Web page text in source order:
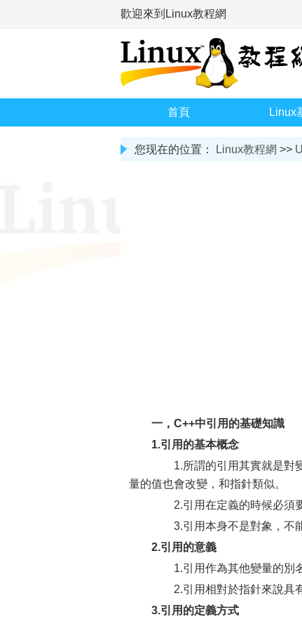
歡迎來到Linux教程網
首頁 Linux
您现在的位置： Linux教程網 >>
一，C++中引用的基礎知識
1.引用的基本概念
1.所謂的引用其實就是對變
量的值也會改變，和指針類似。
2.引用在定義的時候必須要
3.引用本身不是對象，不能
2.引用的意義
1.引用作為其他變量的別名
2.引用相對於指針來說具有
3.引用的定義方式